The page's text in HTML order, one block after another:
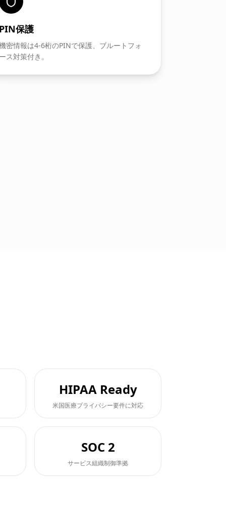
保護
密情報は4-6桁のPINで保護、ブルートフォ
ス対策付き。
HIPAA Ready
米国医療プライバシー要件に対応
SOC 2
サービス組織制御準拠